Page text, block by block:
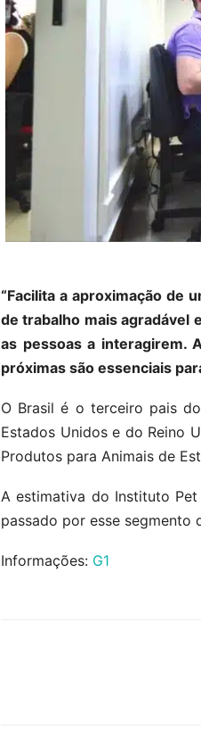
“Facilita a aproximação de
de trabalho mais agradável
as pessoas a interagirem.
próximas são essenciais
O Brasil é o terceiro pais
Estados Unidos e do Reino
Produtos para Animais de
A estimativa do Instituto
passado por esse segmento
Informações: G1